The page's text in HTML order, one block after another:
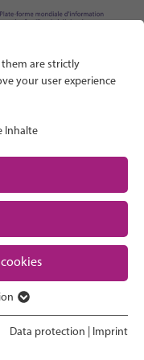
web
them are strictly
your user experience
Inhalte
Funktionen der
dass die Webseite
Data protection Imprint